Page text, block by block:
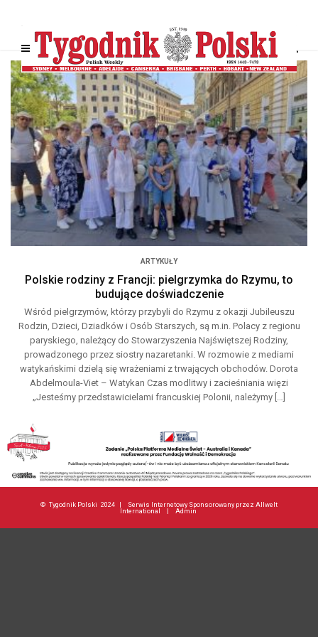
ARTYKUŁY
Polskie rodziny z Francji: pielgrzymka do Rzymu, to
budujące doświadczenie
Wśród pielgrzymów, którzy przybyli do Rzymu z okazji Jubileuszu
Rodzin, Dzieci, Dziadków i Osób Starszych, są m.in. Polacy z regionu
paryskiego, należący do Stowarzyszenia Najświętszej Rodziny,
prowadzonego przez siostry nazaretanki. W rozmowie z mediami
watykańskimi dzielą się wrażeniami z trwających obchodów. Dorota
Abdelmoula-Viet – Watykan Czas modlitwy i zacieśniania więzi
„Jesteśmy przedstawicielami francuskiej Polonii, należymy […]
© Tygodnik Polski 2024 |
Serwis Internetowy Sponsorowany przez Allwelt
International
| Admin